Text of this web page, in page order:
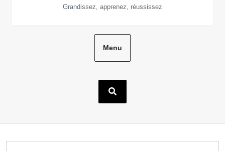
Grandissez, apprenez, réussissez
Menu